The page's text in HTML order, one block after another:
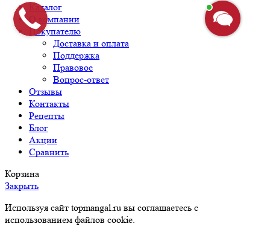
Каталог
О компании
Покупателю
Доставка и оплата
Поддержка
Правовое
Вопрос-ответ
Отзывы
Контакты
Рецепты
Блог
Акции
Сравнить
Корзина
Закрыть
Используя сайт topmangal.ru вы соглашаетесь с
использованием файлов cookie.